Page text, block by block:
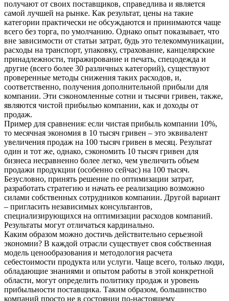
получают от своих поставщиков, справедлива и является
самой лучшей на рынке. Как результат, цены на такие
категории практически не обсуждаются и принимаются чаще
всего без торга, по умолчанию. Однако опыт показывает, что
вне зависимости от статьи затрат, будь это телекоммуникации,
расходы на транспорт, упаковку, страхование, канцелярские
принадлежности, тиражирование и печать, спецодежда и
другие (всего более 30 различных категорий), существуют
проверенные методы снижения таких расходов, и,
соответственно, получения дополнительной прибыли для
компании. Эти сэкономленные сотни и тысячи гривен, также,
являются чистой прибылью компании, как и доходы от
продаж.
Пример для сравнения: если чистая прибыль компании 10%,
то месячная экономия в 10 тысяч гривен – это эквивалент
увеличения продаж на 100 тысяч гривен в месяц. Результат
один и тот же, однако, сэкономить 10 тысяч гривен для
бизнеса несравненно более легко, чем увеличить объем
продажи продукции (особенно сейчас) на 100 тысяч.
Безусловно, принять решение по оптимизации затрат,
разработать стратегию и начать ее реализацию возможно
силами собственных сотрудников компании. Другой вариант
– пригласить независимых консультантов,
специализирующихся на оптимизации расходов компаний.
Результаты могут отличаться кардинально.
Каким образом можно достичь действительно серьезной
экономии? В каждой отрасли существует своя собственная
модель ценообразования и методология расчета
себестоимости продукта или услуги. Чаще всего, только люди,
обладающие знаниями и опытом работы в этой конкретной
области, могут определить политику продаж и уровень
прибыльности поставщика. Таким образом, большинство
компаний просто не в состоянии по-настоящему